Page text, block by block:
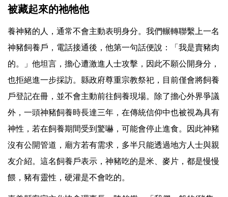
被藏起來的祂牠他
養神豬的人，通常不會主動表明身分。我們輾轉聯繫上一名
神豬飼養戶，電話接通後，他第一句話便說：「我是賣豬肉
的。」他坦言，擔心遭激進人士攻擊，因此不願公開身分，
也拒絕進一步採訪。縣政府尊重宗教祭祀，目前僅會將飼養
戶登記在冊，並不會主動前往飼養現場。除了擔心外界爭議
外，一頭神豬飼養時長達三年，在傳統信仰中也被視為具有
神性，若在飼養期間受到驚嚇，可能會停止進食。因此神豬
沒有公開管道，廟方若有需求，多半只能透過地方人士與親
友介紹。這名飼養戶表示，神豬吃的是米、麥片，都是慢慢
餵，豬有靈性，硬灌是不會吃的。